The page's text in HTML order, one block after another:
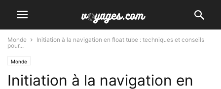
Monde
Initiation à la navigation en float tube : techniques et conseils
pour...
Monde
Initiation à la navigation en